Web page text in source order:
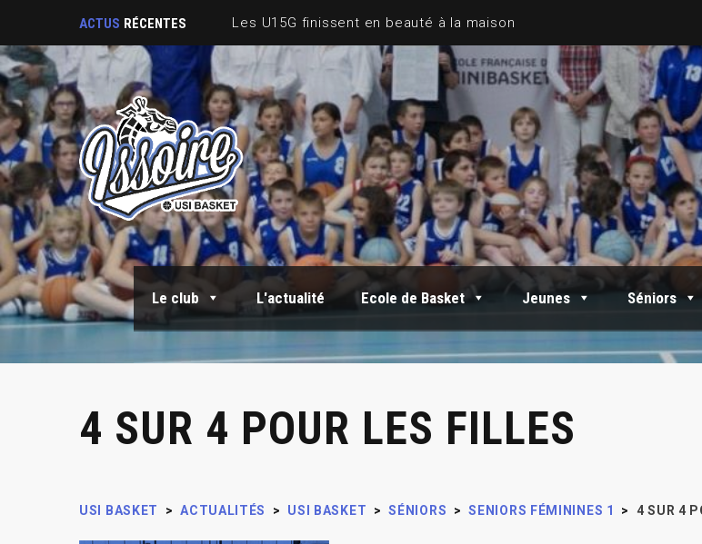
ACTUS RÉCENTES
Le club L'actualité Ecole de Basket Jeunes Séniors
4 SUR 4 POUR LES FILLES
USI BASKET > ACTUALITÉS > USI BASKET > SÉNIORS > SENIORS FÉMININES 1 > 4 SUR 4